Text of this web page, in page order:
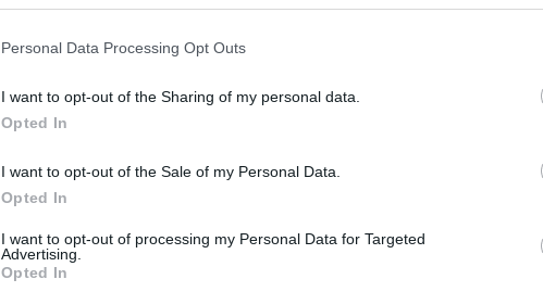
Personal Data Processing Opt Outs
I want to opt-out of the Sharing of my personal data.
Opted In
I want to opt-out of the Sale of my Personal Data.
Opted In
I want to opt-out of processing my Personal Data for Targeted
Advertising.
Opted In
«Ήταν σημαντικό για εμάς να δούμε πόσο μακριά
μπορούμε να σπρώξουμε ένα ακουστικό drum kit